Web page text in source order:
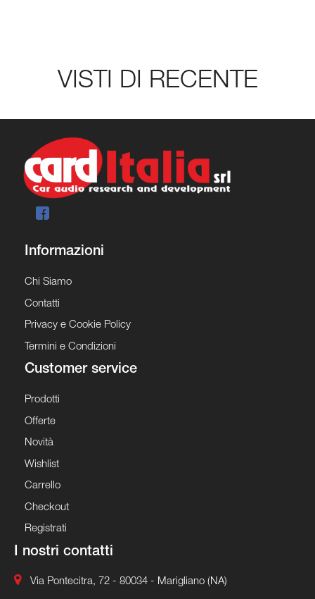
VISTI DI RECENTE
Informazioni
Chi Siamo
Contatti
Privacy e Cookie Policy
Termini e Condizioni
Customer service
Prodotti
Offerte
Novità
Wishlist
Carrello
Checkout
Registrati
I nostri contatti
Via Pontecitra, 72 - 80034 - Marigliano (NA)